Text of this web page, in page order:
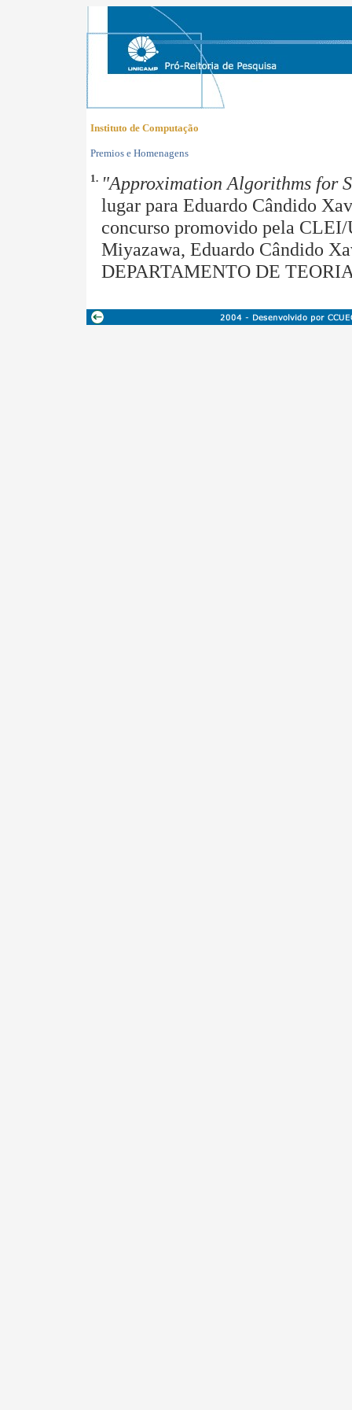
Instituto de Computação
Premios e Homenagens
1. "Approximation Algorithms for
lugar para Eduardo Cândido
concurso promovido pela
Miyazawa, Eduardo Cândido
DEPARTAMENTO DE